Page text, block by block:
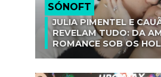
SÓNOFT
JULIA PIMENTEL E
REVELAM TUDO: DA
ROMANCE SOB OS